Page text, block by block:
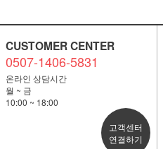
CUSTOMER CENTER
0507-1406-5831
온라인 상담시간
월 ~ 금
10:00 ~ 18:00
고객센터
연결하기